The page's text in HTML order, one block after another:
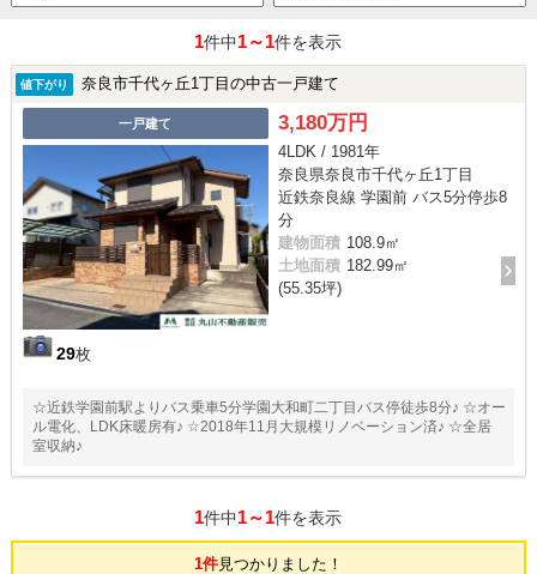
1件中1～1件を表示
値下がり 奈良市千代ヶ丘1丁目の中古一戸建て
一戸建て
29枚
3,180万円
4LDK / 1981年
奈良県奈良市千代ヶ丘1丁目
近鉄奈良線 学園前 バス5分停歩8
分
建物面積 108.9㎡
土地面積 182.99㎡
(55.35坪)
☆近鉄学園前駅よりバス乗車5分学園大和町二丁目バス停徒歩8分♪ ☆オー
ル電化、LDK床暖房有♪ ☆2018年11月大規模リノベーション済♪ ☆全居
室収納♪
1件中1～1件を表示
1件見つかりました！